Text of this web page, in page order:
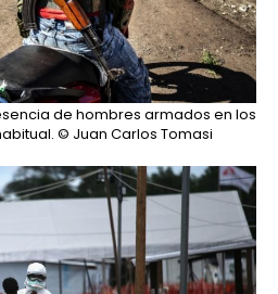
de hombres armados en los
© Juan Carlos Tomasi